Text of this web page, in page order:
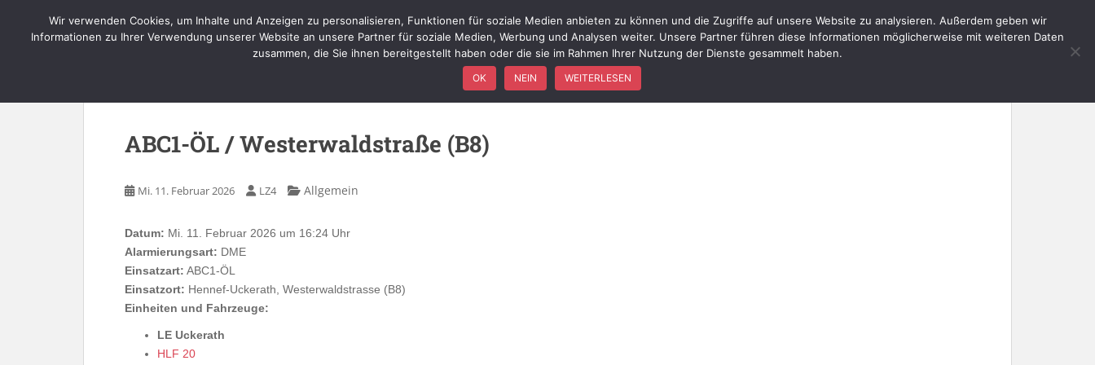
WIR ÜBER UNS FÖRDERVEREIN FAHRZEUGE EINSÄTZE AKTUELLES SERVICE KONTAKT
ABC1-ÖL / Westerwaldstraße (B8)
Mi. 11. Februar 2026 LZ4 Allgemein
Datum: Mi. 11. Februar 2026 um 16:24 Uhr
Alarmierungsart: DME
Einsatzart: ABC1-ÖL
Einsatzort: Hennef-Uckerath, Westerwaldstrasse (B8)
Einheiten und Fahrzeuge:
LE Uckerath
HLF 20
Wir verwenden Cookies, um Inhalte und Anzeigen zu personalisieren, Funktionen für soziale Medien anbieten zu können und die Zugriffe auf unsere Website zu analysieren. Außerdem geben wir
Informationen zu Ihrer Verwendung unserer Website an unsere Partner für soziale Medien, Werbung und Analysen weiter. Unsere Partner führen diese Informationen möglicherweise mit weiteren Daten
zusammen, die Sie ihnen bereitgestellt haben oder die sie im Rahmen Ihrer Nutzung der Dienste gesammelt haben.
OK NEIN WEITERLESEN